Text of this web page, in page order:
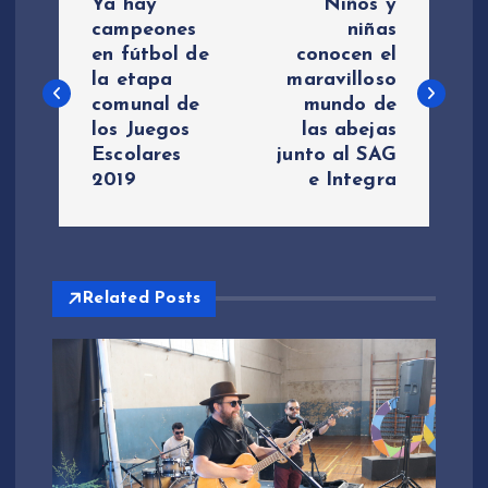
v
c
n
Ya hay
campeones
en fútbol de
la etapa
comunal de
los Juegos
Escolares
2019
Niños y
niñas
conocen el
maravilloso
mundo de
las abejas
junto al SAG
e Integra
Related Posts